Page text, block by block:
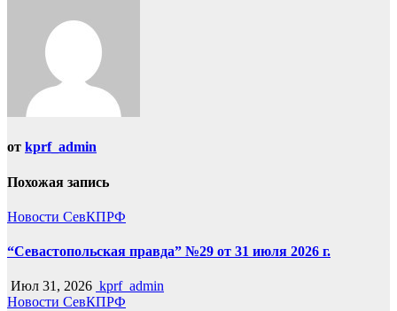
от kprf_admin
Похожая запись
Новости СевКПРФ
“Севастопольская правда” №29 от 31 июля 2026 г.
Июл 31, 2026 kprf_admin
Новости СевКПРФ